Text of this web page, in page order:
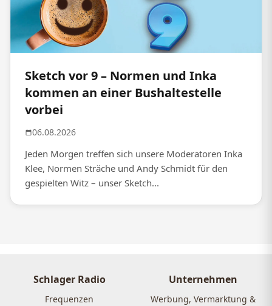
Sketch vor 9 – Normen und Inka
kommen an einer Bushaltestelle
vorbei
06.08.2026
Jeden Morgen treffen sich unsere Moderatoren Inka
Klee, Normen Sträche und Andy Schmidt für den
gespielten Witz – unser Sketch...
Schlager Radio
Frequenzen
Unternehmen
Werbung, Vermarktung &